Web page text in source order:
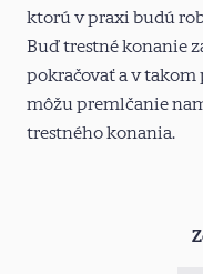
ktorú v praxi budú
Buď trestné konanie
pokračovať a v
môžu premlčanie
trestného konania.